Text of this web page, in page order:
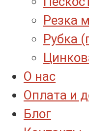
Резка
Рубка
О нас
Оплата и
Блог